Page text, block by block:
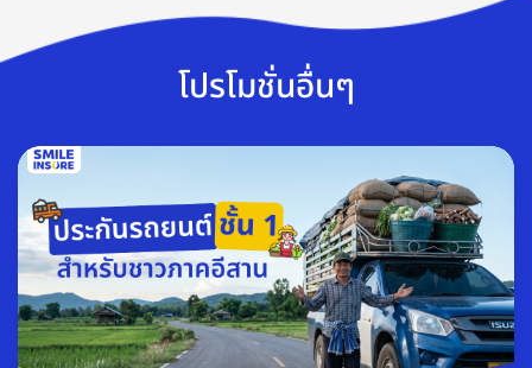
การเติมน้ำมันรถ จะเห็นได้ว่าทุกวันนี้น้ำมันประเภทต่างๆ
ปรับราคาขึ้นอย่างต่อเนื่อง เช่น เบนซิน 95 ราคาลิตรละ 42
บาท แก๊สโซฮอล์ E20 ราคา 32.84 ขณะที่ค่าไฟฟ้าเริ่มต้นที่
การบำรุงรักษาประจำปีด้วย เพราะรถยนต์ไฟฟ้ามีแค่
แบตเตอรี่และมอเตอร์เป็นส่วนประกอบหลักของรถ เลยไม่
ต้องซ่อมบำรุงชิ้นส่วนยิบย่อย และไม่ต้องเปลี่ยนถ่ายน้ำมัน
เครื่อง
สามารถชาร์จไฟแบตเตอรี่ได้เองที่บ้าน ไม่จำเป็นต้องออกไป
ต่อแถวที่สถานีบริการด้านนอก
โปรโมชั่นอื่นๆ